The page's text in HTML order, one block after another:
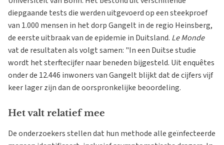
diepgaande tests die werden uitgevoerd op een steekproef
van 1.000 mensen in het dorp Gangelt in de regio Heinsberg,
de eerste uitbraak van de epidemie in Duitsland. Le Monde
vat de resultaten als volgt samen: "In een Duitse studie
wordt het sterftecijfer naar beneden bijgesteld. Uit enquêtes
onder de 12.446 inwoners van Gangelt blijkt dat de cijfers vijf
keer lager zijn dan de oorspronkelijke beoordeling.
Het valt relatief mee
De onderzoekers stellen dat hun methode alle geïnfecteerde